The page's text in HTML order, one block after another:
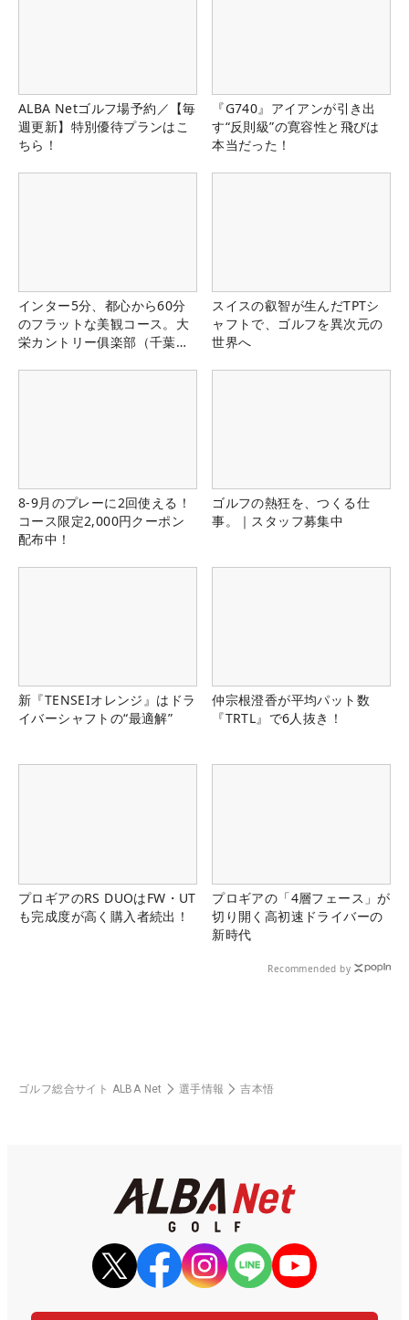
ALBA Netゴルフ場予約／【毎
週更新】特別優待プランはこ
ちら！
『G740』アイアンが引き出
す“反則級”の寛容性と飛びは
本当だった！
インター5分、都心から60分
のフラットな美観コース。大
栄カントリー俱楽部（千葉
スイスの叡智が生んだTPTシ
ャフトで、ゴルフを異次元の
世界へ
8-9月のプレーに2回使える！
コース限定2,000円クーポン
配布中！
ゴルフの熱狂を、つくる仕
事。｜スタッフ募集中
新『TENSEIオレンジ』はドラ
イバーシャフトの“最適解”
仲宗根澄香が平均パット数
『TRTL』で6人抜き！
プロギアのRS DUOはFW・UT
も完成度が高く購入者続出！
プロギアの「4層フェース」が
切り開く高初速ドライバーの
新時代
Recommended by
ゴルフ総合サイト ALBA Net 選手情報 吉本悟